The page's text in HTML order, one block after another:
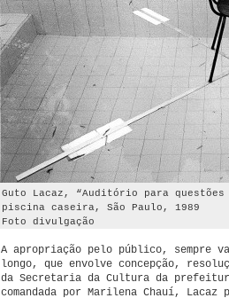
Guto Lacaz, “Auditório para
piscina caseira, São Paulo, 1989
Foto divulgação
A apropriação pelo público, sempre
longo, que envolve concepção,
da Secretaria da Cultura da
comandada por Marilena Chauí,